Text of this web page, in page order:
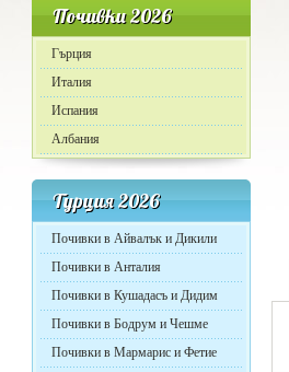
Почивки 2026
Гърция
Италия
Испания
Албания
Турция 2026
Почивки в Айвалък и Дикили
Почивки в Анталия
Почивки в Кушадасъ и Дидим
Почивки в Бодрум и Чешме
Почивки в Мармарис и Фетие